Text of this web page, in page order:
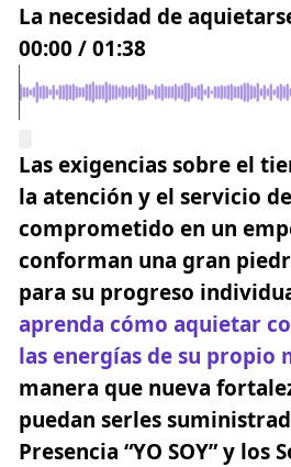
La necesidad de
00:00 /01:38
Las exigencias sobre el
la atención y el servicio
comprometido en un
conforman una gran
para su progreso
aprenda cómo aquietar
las energías de su propio
manera que nueva
puedan serles
Presencia “YO SOY”y los